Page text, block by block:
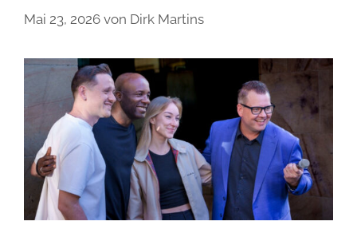
Mai 23, 2026 von Dirk Martins